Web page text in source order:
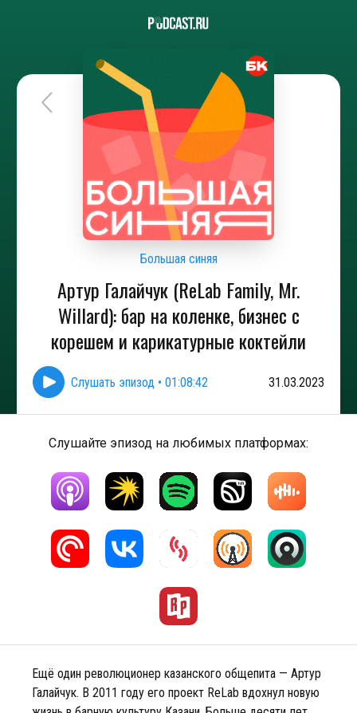
Большая синяя
Артур Галайчук (ReLab Family, Mr.
Willard): бар на коленке, бизнес с
корешем и карикатурные коктейли
Слушать эпизод • 01:08:42 31.03.2023
Слушайте эпизод на любимых платформах:
Ещё один революционер казанского общепита — Артур
Галайчук. В 2011 году его проект ReLab вдохнул новую